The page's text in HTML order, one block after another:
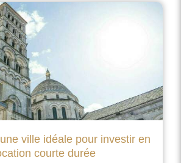
ville idéale pour investir en
courte durée